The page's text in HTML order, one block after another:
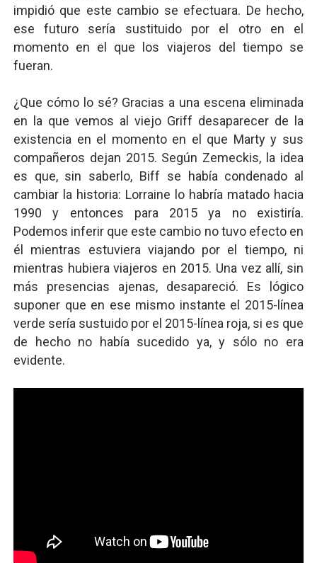
impidió que este cambio se efectuara. De hecho,
ese futuro sería sustituido por el otro en el
momento en el que los viajeros del tiempo se
fueran.
¿Que cómo lo sé? Gracias a una escena eliminada
en la que vemos al viejo Griff desaparecer de la
existencia en el momento en el que Marty y sus
compañeros dejan 2015. Según Zemeckis, la idea
es que, sin saberlo, Biff se había condenado al
cambiar la historia: Lorraine lo habría matado hacia
1990 y entonces para 2015 ya no existiría.
Podemos inferir que este cambio no tuvo efecto en
él mientras estuviera viajando por el tiempo, ni
mientras hubiera viajeros en 2015. Una vez allí, sin
más presencias ajenas, desapareció. Es lógico
suponer que en ese mismo instante el 2015-línea
verde sería sustuido por el 2015-línea roja, si es que
de hecho no había sucedido ya, y sólo no era
evidente.